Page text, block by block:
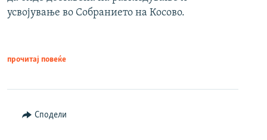
усвојување во Собранието на Косово.
прочитај повеќе
Сподели